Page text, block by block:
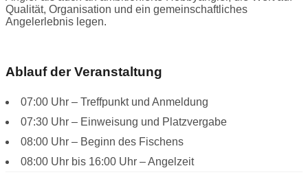
Qualität, Organisation und ein gemeinschaftliches
Angelerlebnis legen.
Ablauf der Veranstaltung
07:00 Uhr – Treffpunkt und Anmeldung
07:30 Uhr – Einweisung und Platzvergabe
08:00 Uhr – Beginn des Fischens
08:00 Uhr bis 16:00 Uhr – Angelzeit